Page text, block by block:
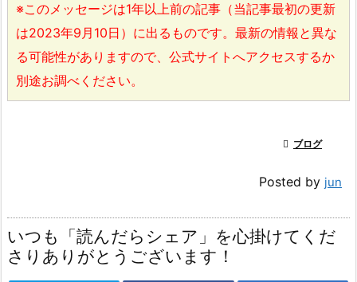
※このメッセージは1年以上前の記事（当記事最初の更新
は2023年9月10日）に出るものです。最新の情報と異な
る可能性がありますので、公式サイトへアクセスするか
別途お調べください。
 ブログ
Posted by jun
いつも「読んだらシェア」を心掛けてくだ
さりありがとうございます！